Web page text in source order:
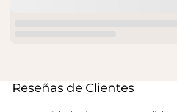
Reseñas de Clientes